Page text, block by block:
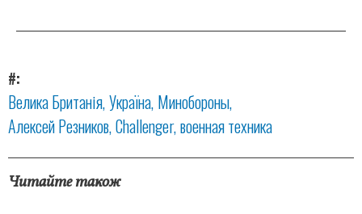
#
Велика Британія Україна Минобороны
Алексей Резников Challenger военная техника
Читайте також